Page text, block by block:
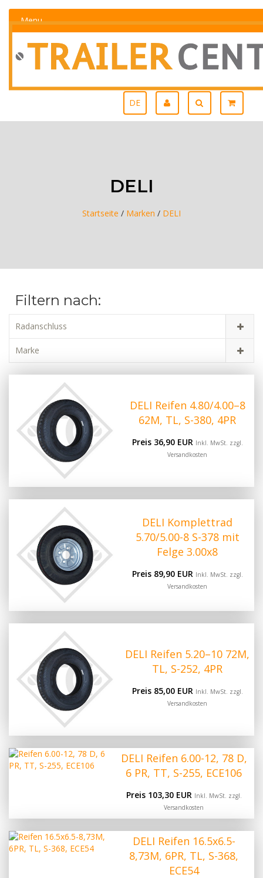
Menu
DE
DELI
Startseite / Marken / DELI
Filtern nach:
Radanschluss
Marke
DELI Reifen 4.80/4.00–8
62M, TL, S-380, 4PR
Preis 36,90 EUR Inkl. MwSt. zzgl.
Versandkosten
DELI Komplettrad
5.70/5.00-8 S-378 mit
Felge 3.00x8
Preis 89,90 EUR Inkl. MwSt. zzgl.
Versandkosten
DELI Reifen 5.20–10 72M,
TL, S-252, 4PR
Preis 85,00 EUR Inkl. MwSt. zzgl.
Versandkosten
DELI Reifen 6.00-12, 78 D,
6 PR, TT, S-255, ECE106
Preis 103,30 EUR Inkl. MwSt. zzgl.
Versandkosten
DELI Reifen 16.5x6.5-
8,73M, 6PR, TL, S-368,
ECE54